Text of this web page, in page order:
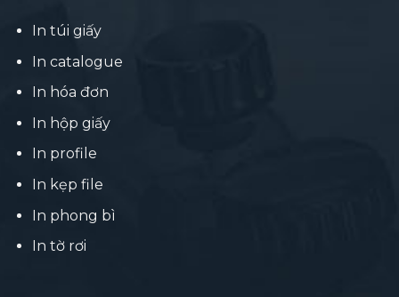
In túi giấy
In catalogue
In hóa đơn
In hộp giấy
In profile
In kẹp file
In phong bì
In tờ rơi